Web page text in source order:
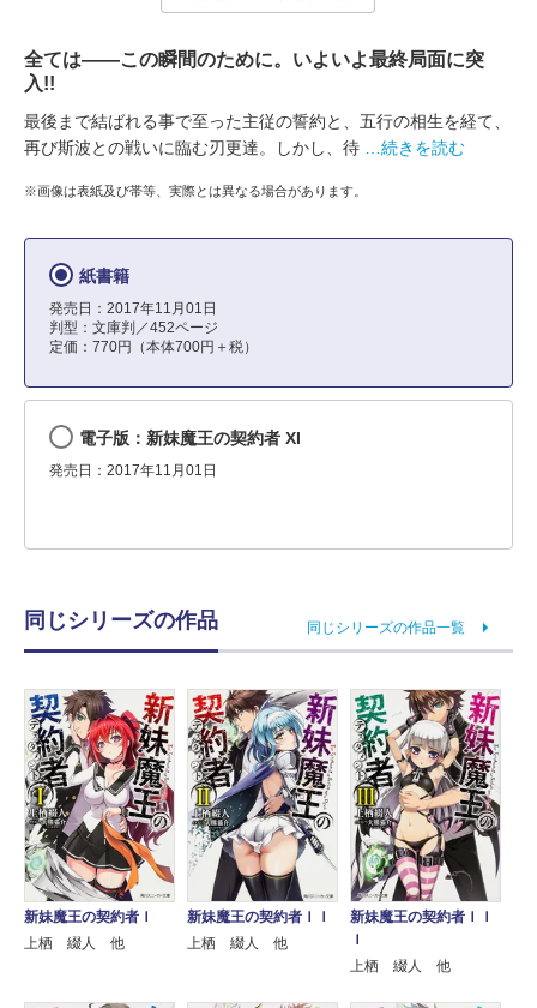
全ては――この瞬間のために。いよいよ最終局面に突
入!!
最後まで結ばれる事で至った主従の誓約と、五行の相生を経て、
再び斯波との戦いに臨む刃更達。しかし、待
…続きを読む
※画像は表紙及び帯等、実際とは異なる場合があります。
紙書籍
発売日：2017年11月01日
判型：文庫判／452ページ
定価：770円（本体700円＋税）
電子版：新妹魔王の契約者 XI
発売日：2017年11月01日
同じシリーズの作品 同じシリーズの作品一覧
新妹魔王の契約者Ｉ
上栖 綴人 他
新妹魔王の契約者ＩＩ
上栖 綴人 他
新妹魔王の契約者ＩＩ
Ｉ
上栖 綴人 他